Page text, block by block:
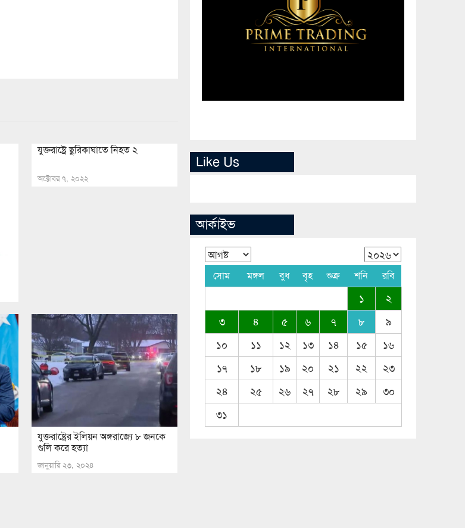
যুক্তরাষ্ট্রে ছুরিকাঘাতে নিহত ২
অক্টোবর ৭, ২০২২
যুক্তরাষ্ট্রের ইলিয়ন অঙ্গরাজ্যে ৮ জনকে
গুলি করে হত্যা
জানুয়ারি ২৩, ২০২৪
Like Us
আর্কাইভ
সোম মঙ্গল বুধ বৃহ শুক্র শনি রবি
১
২
৩
৪ ৫ ৬ ৭ ৮
৯
১০
১১ ১২ ১৩ ১৪ ১৫
১৬
১৭
১৮ ১৯ ২০ ২১ ২২
২৩
২৪
২৫ ২৬ ২৭ ২৮ ২৯
৩০
৩১